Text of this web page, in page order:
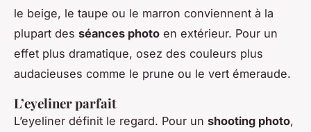
le beige, le taupe ou le marron conviennent à la
plupart des séances photo en extérieur. Pour un
effet plus dramatique, osez des couleurs plus
audacieuses comme le prune ou le vert émeraude.
L’eyeliner parfait
L’eyeliner définit le regard. Pour un shooting photo,